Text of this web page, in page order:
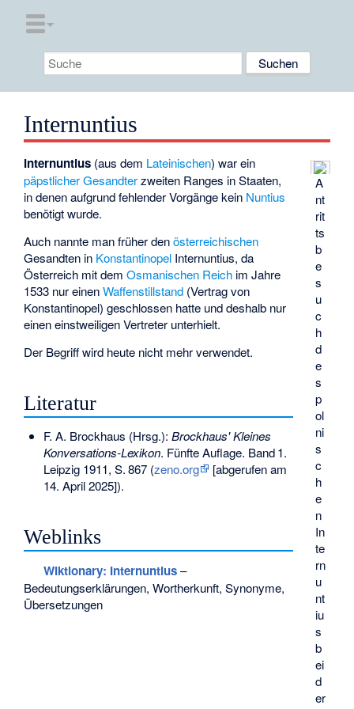
Internuntius
A
nt
rit
ts
b
e
s
u
c
h
d
e
s
p
ol
ni
s
c
h
e
n
In
te
rn
u
nt
iu
s
b
ei
d
er
Internuntius (aus dem Lateinischen) war ein
päpstlicher Gesandterzweiten Ranges in Staaten,
in denen aufgrund fehlender Vorgänge kein Nuntius
benötigt wurde.
Auch nannte man früher denösterreichischen
Gesandten in Konstantinopel Internuntius, da
Österreich mit demOsmanischen Reich im Jahre
1533 nur einenWaffenstillstand (Vertrag von
Konstantinopel) geschlossen hatte und deshalb nur
eineneinstweiligen Vertreter unterhielt.
Der Begriff wird heute nicht mehr verwendet.
Literatur
F. A. Brockhaus (Hrsg.): Brockhaus' Kleines
Konversations-Lexikon. Fünfte Auflage. Band 1.
Leipzig 1911, S.867(zeno.org
[abgerufen am
14. April 2025]).
Weblinks
Wiktionary: Internuntius–
Bedeutungserklärungen, Wortherkunft, Synonyme,
Übersetzungen